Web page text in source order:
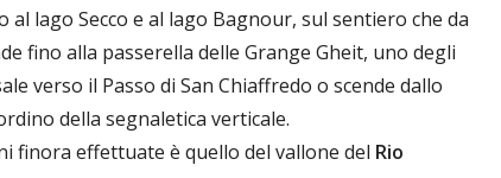
lago Secco e al lago Bagnour, sul sentiero che da
fino alla passerella delle Grange Gheit, uno degli
verso il Passo di San Chiaffredo o scende dallo
della segnaletica verticale.
finora effettuate è quello del vallone del Rio